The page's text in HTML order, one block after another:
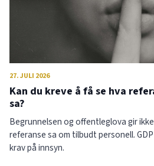
27. JULI 2026
Kan du kreve å få se hva
sa?
Begrunnelsen og offentleglova gir
referanse sa om tilbudt personell.
krav på innsyn.